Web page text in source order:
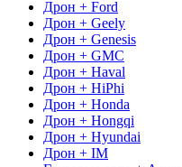
Дрон + Ford
Дрон + Geely
Дрон + Genesis
Дрон + GMC
Дрон + Haval
Дрон + HiPhi
Дрон + Honda
Дрон + Hongqi
Дрон + Hyundai
Дрон + IM